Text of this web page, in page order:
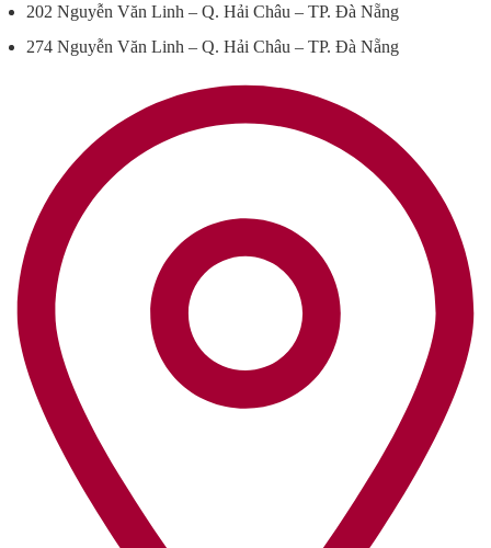
202 Nguyễn Văn Linh – Q. Hải Châu – TP. Đà Nẵng
274 Nguyễn Văn Linh – Q. Hải Châu – TP. Đà Nẵng